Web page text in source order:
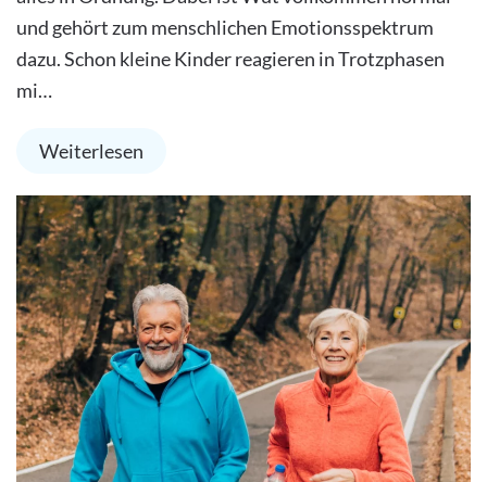
und gehört zum menschlichen Emotionsspektrum
dazu. Schon kleine Kinder reagieren in Trotzphasen
mi…
Weiterlesen